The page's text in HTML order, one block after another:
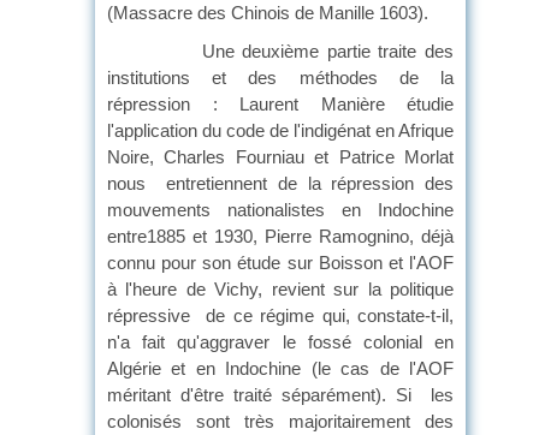
(Massacre des Chinois de Manille 1603).
Une deuxième partie traite des
institutions et des méthodes de la
répression : Laurent Manière étudie
l'application du code de l'indigénat en Afrique
Noire, Charles Fourniau et Patrice Morlat
nous entretiennent de la répression des
mouvements nationalistes en Indochine
entre1885 et 1930, Pierre Ramognino, déjà
connu pour son étude sur Boisson et l'AOF
à l'heure de Vichy, revient sur la politique
répressive de ce régime qui, constate-t-il,
n'a fait qu'aggraver le fossé colonial en
Algérie et en Indochine (le cas de l'AOF
méritant d'être traité séparément). Si les
colonisés sont très majoritairement des